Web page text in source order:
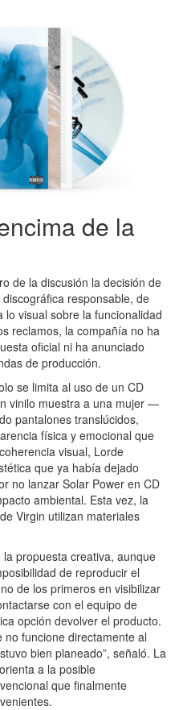
de la
de la discusión la decisión de
responsable, de
visual sobre la funcionalidad
reclamos, la compañía no ha
oficial ni ha anunciado
de producción.
se limita al uso de un CD
vinilo muestra a una mujer —
pantalones translúcidos,
física y emocional que
visual, Lorde
que ya había dejado
no lanzar Solar Power en CD
ambiental. Esta vez, la
Virgin utilizan materiales
propuesta creativa, aunque
de reproducir el
de los primeros en visibilizar
con el equipo de
opción devolver el producto.
no funcione directamente al
bien planeado”, señaló. La
a la posible
que finalmente